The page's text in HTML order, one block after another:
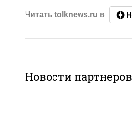
Читать tolknews.ru в
Новости партнеров